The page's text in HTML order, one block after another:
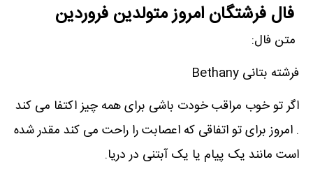
فال فرشتگان امروز متولدین فروردین
متن فال:
فرشته بتانی Bethany
اگر تو خوب مراقب خودت باشی برای همه چیز اکتفا می کند
. امروز برای تو اتفاقی که اعصابت را راحت می کند مقدر شده
است مانند یک پیام یا یک آبتنی در دریا.